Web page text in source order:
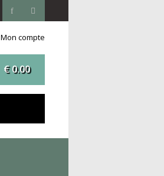
Mon compte
€0.00